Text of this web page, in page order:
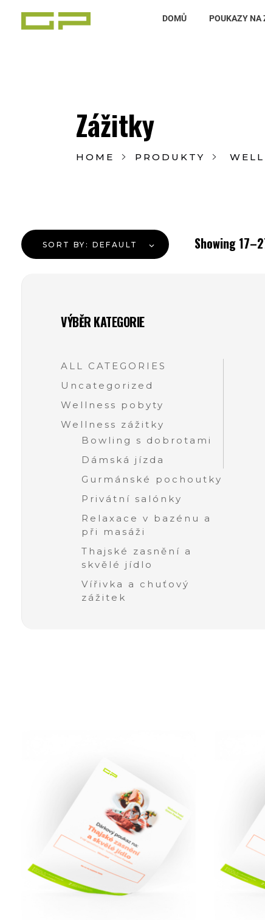
DOMŮ POUKAZY NA
HOME PRODUKTY
Zážitky
Showing
SORT BY: DEFAULT
VÝBĚR KATEGORIE
ALL CATEGORIES
Uncategorized
Wellness pobyty
Wellness zážitky
Bowling s dobrotami
Dámská jízda
Gurmánské pochoutky
Privátní salónky
Relaxace v bazénu a
při masáži
Thajské zasnění a
skvělé jídlo
Vířivka a chuťový
zážitek